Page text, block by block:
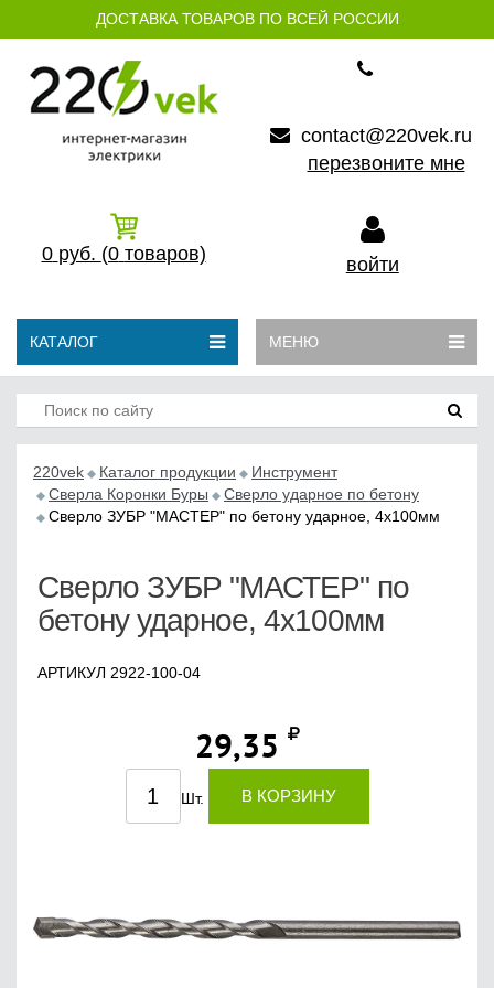
ДОСТАВКА ТОВАРОВ ПО ВСЕЙ РОССИИ
contact@220vek.ru
перезвоните мне
0 руб. (0 товаров) войти
КАТАЛОГ МЕНЮ
220vek Каталог продукции
Инструмент
Сверла Коронки Буры
Сверло ударное по бетону
Сверло ЗУБР "МАСТЕР" по бетону ударное, 4х100мм
Сверло ЗУБР "МАСТЕР" по
бетону ударное, 4х100мм
АРТИКУЛ 2922-100-04
29,35
Шт. В КОРЗИНУ